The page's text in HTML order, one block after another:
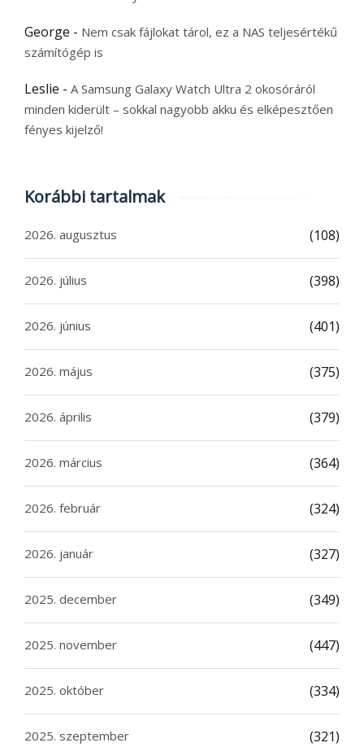
George - Nem csak fájlokat tárol, ez a NAS teljesértékű
számítógép is
Leslie - A Samsung Galaxy Watch Ultra 2 okosóráról
minden kiderült – sokkal nagyobb akku és elképesztően
fényes kijelző!
Korábbi tartalmak
2026. augusztus (108)
2026. július (398)
2026. június (401)
2026. május (375)
2026. április (379)
2026. március (364)
2026. február (324)
2026. január (327)
2025. december (349)
2025. november (447)
2025. október (334)
2025. szeptember (321)